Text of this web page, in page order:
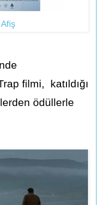
filmi, katıldığı
ödüllerle